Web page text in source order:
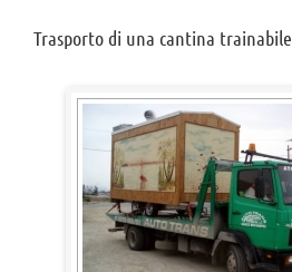
Trasporto di una cantina trainabile